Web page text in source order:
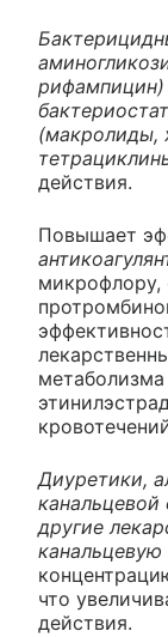
рифампицин)
(макролиды,
действия.
Повышает
микрофлору,
Диуретики,
другие
что
действия.